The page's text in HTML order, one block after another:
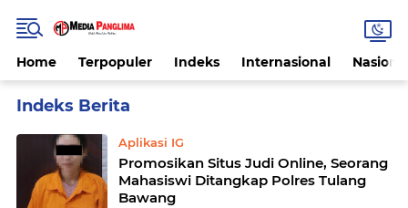
Home Terpopuler Indeks Internasional
Aplikasi IG
Promosikan Situs Judi Online, Seorang
Mahasiswi Ditangkap Polres Tulang
Bawang